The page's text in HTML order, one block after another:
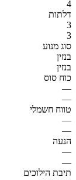
4
דלתות
3
3
סוג מנוע
בנזין
בנזין
כוח סוס
—
—
טווח חשמלי
—
—
הנעה
—
—
תיבת הילוכים